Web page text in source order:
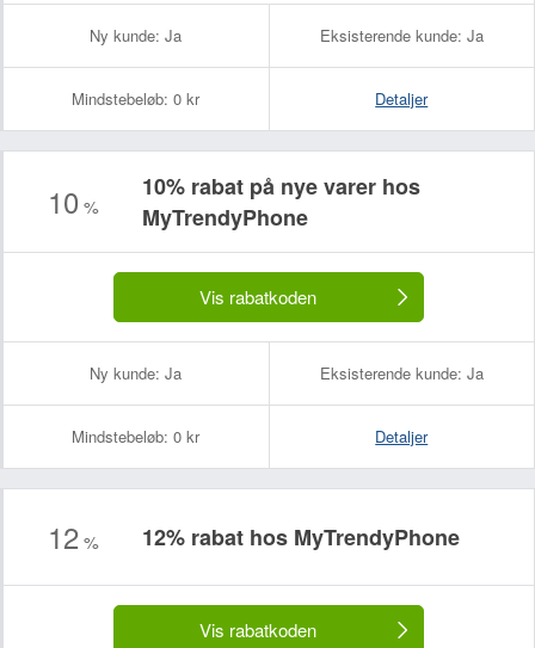
Ny kunde: Ja Eksisterende kunde: Ja
Mindstebeløb: 0 kr Detaljer
10 %
10% rabat på nye varer hos
MyTrendyPhone
Vis rabatkoden
Ny kunde: Ja Eksisterende kunde: Ja
Mindstebeløb: 0 kr Detaljer
12 % 12% rabat hos MyTrendyPhone
Vis rabatkoden